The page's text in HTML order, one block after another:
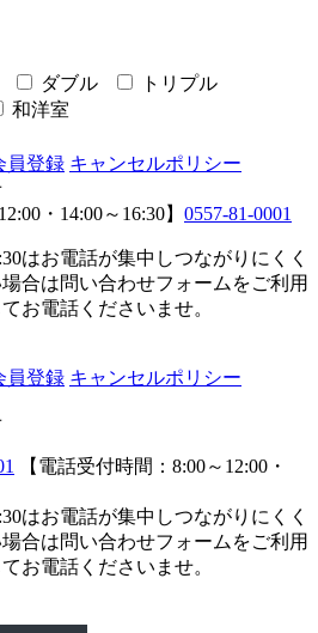
ダブル
トリプル
和洋室
員登録 キャンセルポリシー
・14:00～16:30】 0557-81-0001
はお電話が集中しつながりにくく
合は問い合わせフォームをご利用
お電話くださいませ。
員登録 キャンセルポリシー
【電話受付時間：8:00～12:00・
はお電話が集中しつながりにくく
合は問い合わせフォームをご利用
お電話くださいませ。